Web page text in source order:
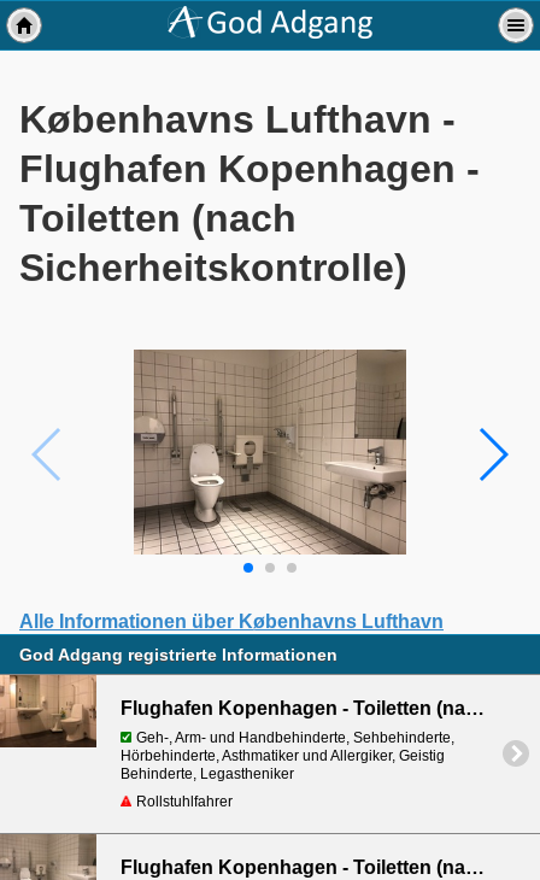
Københavns Lufthavn -
Flughafen Kopenhagen -
Toiletten (nach
Sicherheitskontrolle)
Alle Informationen über Københavns Lufthavn
God Adgang registrierte Informationen
Flughafen Kopenhagen - Toiletten (nach Sicherheitskontrolle) im Terminal 3 - Bei Lagkaghuset
Geh-, Arm- und Handbehinderte, Sehbehinderte,
Hörbehinderte, Asthmatiker und Allergiker, Geistig
Behinderte, Legastheniker
Rollstuhlfahrer
Flughafen Kopenhagen - Toiletten (nach Sicherheitskontrolle) - Toilette im Hilfezentrum